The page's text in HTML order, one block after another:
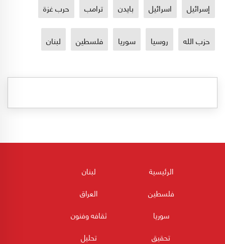
إسرائيل اسرائيل بايدن ترامب حرب غزة
حزب الله روسيا سوريا فلسطين لبنان
الرئيسية
لبنان
فلسطين
العراق
سوريا
ثقافه وفنون
تحقيق
تحليل